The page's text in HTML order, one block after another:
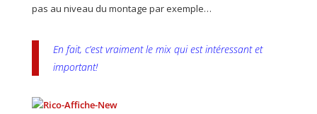
pas au niveau du montage par exemple…
En fait, c’est vraiment le mix qui est intéressant et
important!